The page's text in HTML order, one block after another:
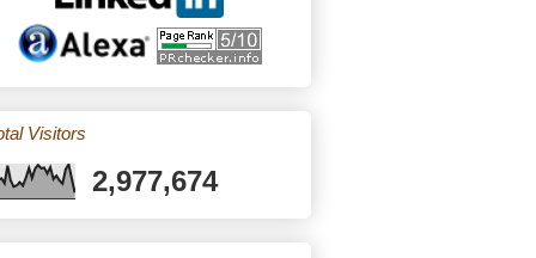
Visitors
2,977,674